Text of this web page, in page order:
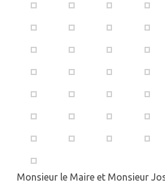
Monsieur le Maire et Monsieur